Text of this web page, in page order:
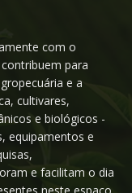
com o
para
e a
cultivares,
e biológicos -
equipamentos e
e facilitam o dia